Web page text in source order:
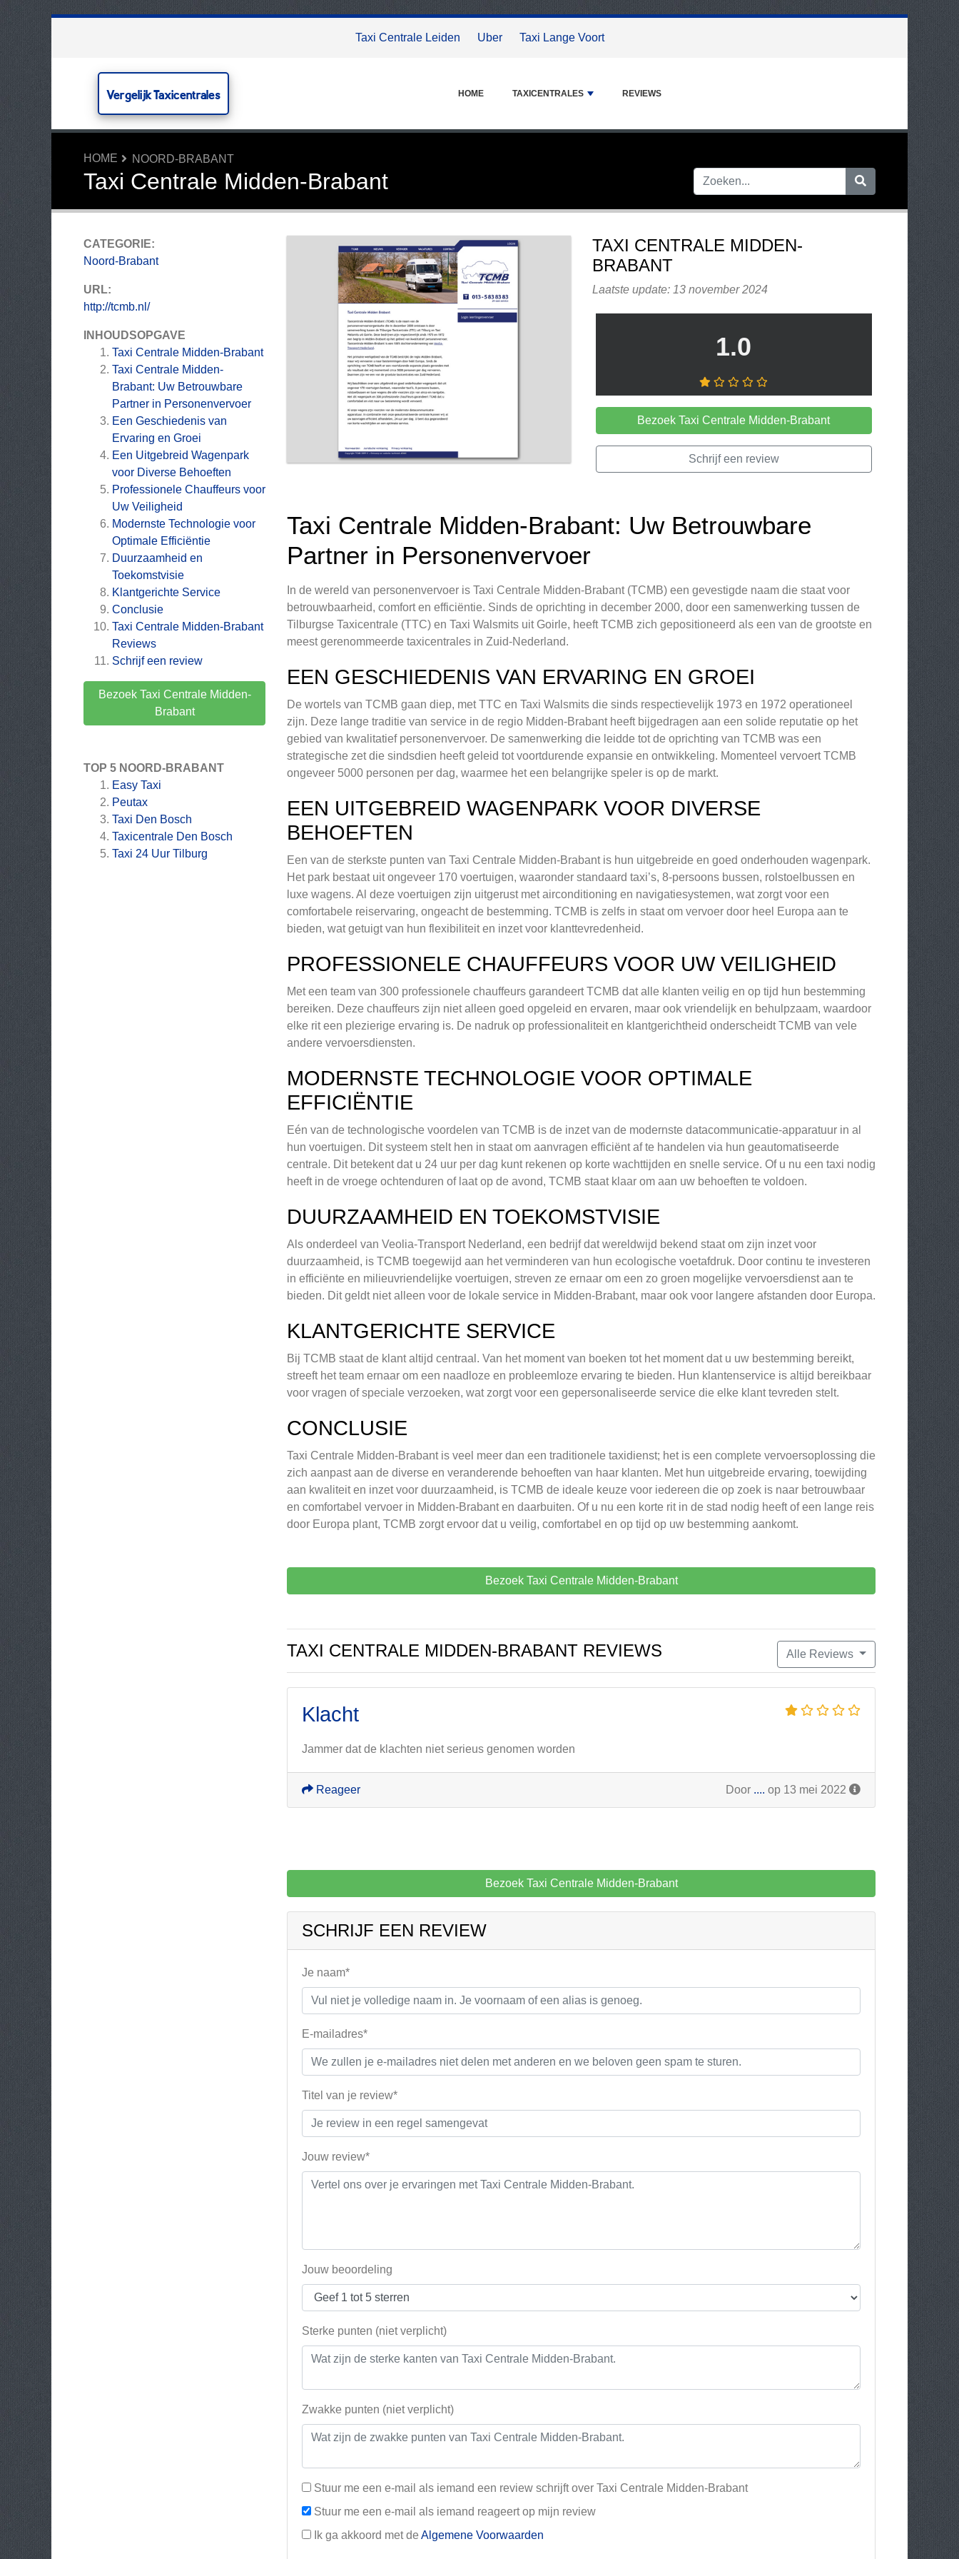
Taxi Centrale Leiden Uber Taxi Lange Voort
Vergelijk Taxicentrales HOME TAXICENTRALES REVIEWS
HOME NOORD-BRABANT
Taxi Centrale Midden-Brabant
CATEGORIE:
Noord-Brabant
URL:
http://tcmb.nl/
INHOUDSOPGAVE
Taxi Centrale Midden-Brabant
Taxi Centrale Midden-
Brabant: Uw Betrouwbare
Partner in Personenvervoer
Een Geschiedenis van
Ervaring en Groei
Een Uitgebreid Wagenpark
voor Diverse Behoeften
Professionele Chauffeurs voor
Uw Veiligheid
Modernste Technologie voor
Optimale Efficiëntie
Duurzaamheid en
Toekomstvisie
Klantgerichte Service
Conclusie
Taxi Centrale Midden-Brabant
Reviews
Schrijf een review
Bezoek Taxi Centrale Midden-
Brabant
TOP 5 NOORD-BRABANT
Easy Taxi
Peutax
Taxi Den Bosch
Taxicentrale Den Bosch
Taxi 24 Uur Tilburg
TAXI CENTRALE MIDDEN-
BRABANT
Laatste update: 13 november 2024
1.0
Bezoek Taxi Centrale Midden-Brabant
Schrijf een review
Taxi Centrale Midden-Brabant: Uw Betrouwbare
Partner in Personenvervoer
In de wereld van personenvervoer is Taxi Centrale Midden-Brabant (TCMB) een gevestigde naam die staat voor
betrouwbaarheid, comfort en efficiëntie. Sinds de oprichting in december 2000, door een samenwerking tussen de
Tilburgse Taxicentrale (TTC) en Taxi Walsmits uit Goirle, heeft TCMB zich gepositioneerd als een van de grootste en
meest gerenommeerde taxicentrales in Zuid-Nederland.
EEN GESCHIEDENIS VAN ERVARING EN GROEI
De wortels van TCMB gaan diep, met TTC en Taxi Walsmits die sinds respectievelijk 1973 en 1972 operationeel
zijn. Deze lange traditie van service in de regio Midden-Brabant heeft bijgedragen aan een solide reputatie op het
gebied van kwalitatief personenvervoer. De samenwerking die leidde tot de oprichting van TCMB was een
strategische zet die sindsdien heeft geleid tot voortdurende expansie en ontwikkeling. Momenteel vervoert TCMB
ongeveer 5000 personen per dag, waarmee het een belangrijke speler is op de markt.
EEN UITGEBREID WAGENPARK VOOR DIVERSE
BEHOEFTEN
Een van de sterkste punten van Taxi Centrale Midden-Brabant is hun uitgebreide en goed onderhouden wagenpark.
Het park bestaat uit ongeveer 170 voertuigen, waaronder standaard taxi’s, 8-persoons bussen, rolstoelbussen en
luxe wagens. Al deze voertuigen zijn uitgerust met airconditioning en navigatiesystemen, wat zorgt voor een
comfortabele reiservaring, ongeacht de bestemming. TCMB is zelfs in staat om vervoer door heel Europa aan te
bieden, wat getuigt van hun flexibiliteit en inzet voor klanttevredenheid.
PROFESSIONELE CHAUFFEURS VOOR UW VEILIGHEID
Met een team van 300 professionele chauffeurs garandeert TCMB dat alle klanten veilig en op tijd hun bestemming
bereiken. Deze chauffeurs zijn niet alleen goed opgeleid en ervaren, maar ook vriendelijk en behulpzaam, waardoor
elke rit een plezierige ervaring is. De nadruk op professionaliteit en klantgerichtheid onderscheidt TCMB van vele
andere vervoersdiensten.
MODERNSTE TECHNOLOGIE VOOR OPTIMALE
EFFICIËNTIE
Eén van de technologische voordelen van TCMB is de inzet van de modernste datacommunicatie-apparatuur in al
hun voertuigen. Dit systeem stelt hen in staat om aanvragen efficiënt af te handelen via hun geautomatiseerde
centrale. Dit betekent dat u 24 uur per dag kunt rekenen op korte wachttijden en snelle service. Of u nu een taxi nodig
heeft in de vroege ochtenduren of laat op de avond, TCMB staat klaar om aan uw behoeften te voldoen.
DUURZAAMHEID EN TOEKOMSTVISIE
Als onderdeel van Veolia-Transport Nederland, een bedrijf dat wereldwijd bekend staat om zijn inzet voor
duurzaamheid, is TCMB toegewijd aan het verminderen van hun ecologische voetafdruk. Door continu te investeren
in efficiënte en milieuvriendelijke voertuigen, streven ze ernaar om een zo groen mogelijke vervoersdienst aan te
bieden. Dit geldt niet alleen voor de lokale service in Midden-Brabant, maar ook voor langere afstanden door Europa.
KLANTGERICHTE SERVICE
Bij TCMB staat de klant altijd centraal. Van het moment van boeken tot het moment dat u uw bestemming bereikt,
streeft het team ernaar om een naadloze en probleemloze ervaring te bieden. Hun klantenservice is altijd bereikbaar
voor vragen of speciale verzoeken, wat zorgt voor een gepersonaliseerde service die elke klant tevreden stelt.
CONCLUSIE
Taxi Centrale Midden-Brabant is veel meer dan een traditionele taxidienst; het is een complete vervoersoplossing die
zich aanpast aan de diverse en veranderende behoeften van haar klanten. Met hun uitgebreide ervaring, toewijding
aan kwaliteit en inzet voor duurzaamheid, is TCMB de ideale keuze voor iedereen die op zoek is naar betrouwbaar
en comfortabel vervoer in Midden-Brabant en daarbuiten. Of u nu een korte rit in de stad nodig heeft of een lange reis
door Europa plant, TCMB zorgt ervoor dat u veilig, comfortabel en op tijd op uw bestemming aankomt.
Bezoek Taxi Centrale Midden-Brabant
Alle Reviews
TAXI CENTRALE MIDDEN-BRABANT REVIEWS
Klacht
Jammer dat de klachten niet serieus genomen worden
Door .... op 13 mei 2022
Reageer
Bezoek Taxi Centrale Midden-Brabant
SCHRIJF EEN REVIEW
Je naam*
E-mailadres*
Titel van je review*
Jouw review*
Jouw beoordeling
Sterke punten (niet verplicht)
Zwakke punten (niet verplicht)
Stuur me een e-mail als iemand een review schrijft over Taxi Centrale Midden-Brabant
Stuur me een e-mail als iemand reageert op mijn review
Ik ga akkoord met de Algemene Voorwaarden